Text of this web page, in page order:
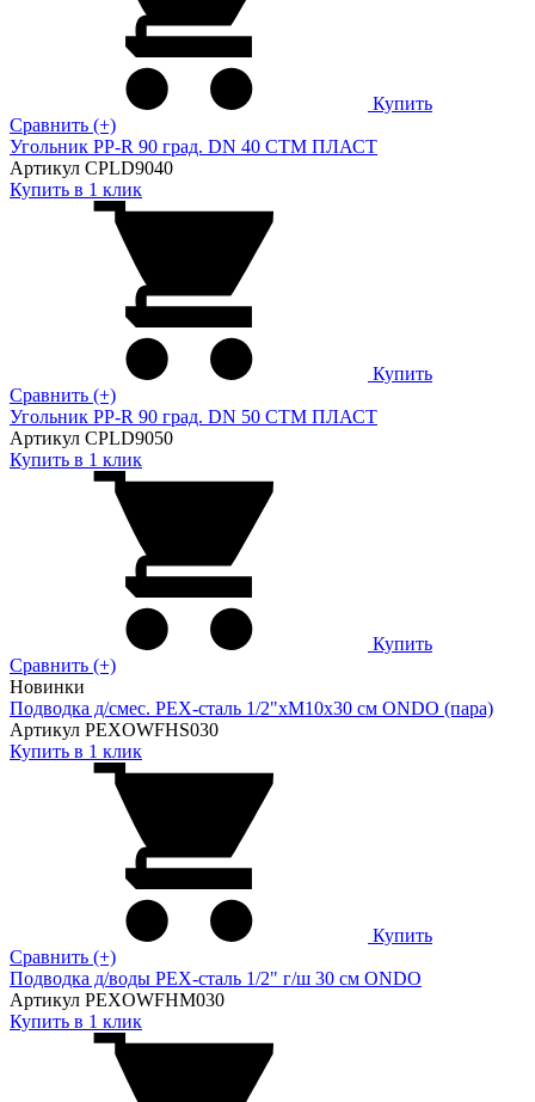
Купить
Сравнить (+)
Угольник PP-R 90 град. DN 40 СТМ ПЛАСТ
Артикул CPLD9040
Купить в 1 клик
Купить
Сравнить (+)
Угольник PP-R 90 град. DN 50 СТМ ПЛАСТ
Артикул CPLD9050
Купить в 1 клик
Купить
Сравнить (+)
Новинки
Подводка д/смес. PEX-сталь 1/2"xM10x30 см ONDO (пара)
Артикул PEXOWFHS030
Купить в 1 клик
Купить
Сравнить (+)
Подводка д/воды PEX-сталь 1/2" г/ш 30 cм ONDO
Артикул PEXOWFHM030
Купить в 1 клик